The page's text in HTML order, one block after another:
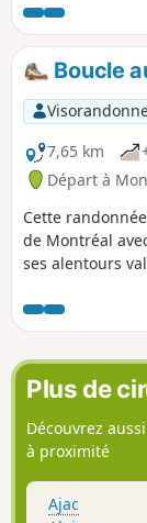
de Piémont de
Compostelle,
Montréal,
collégiale.
Boucle
7,65 km
Départ à
Cette
de Montréal
ses alentours
Plus de
Découvrez
à proximité
Ajac